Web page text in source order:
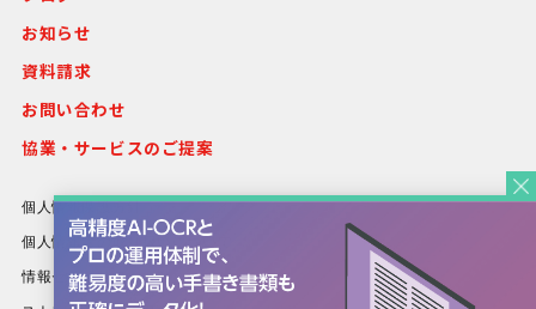
お知らせ
資料請求
お問い合わせ
協業・サービスのご提案
個人情報保護方針
個人情報等の取り扱いについて
情報セキュリティ方針